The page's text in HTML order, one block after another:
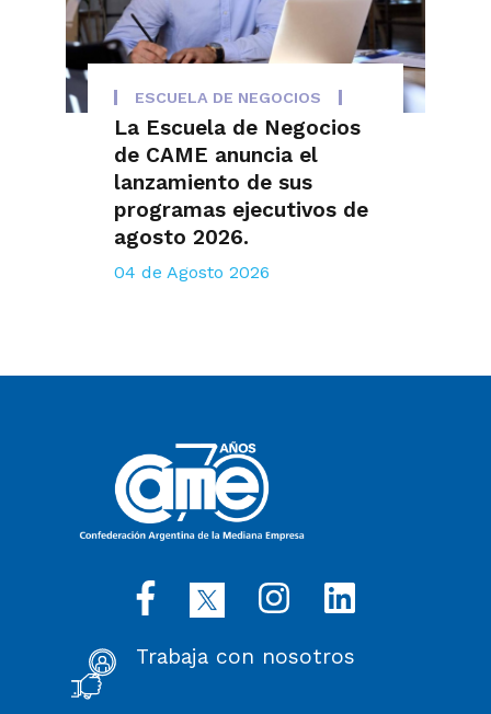
ESCUELA DE NEGOCIOS
La Escuela de Negocios
de CAME anuncia el
lanzamiento de sus
programas ejecutivos de
agosto 2026.
04 de Agosto 2026
Trabaja con nosotros